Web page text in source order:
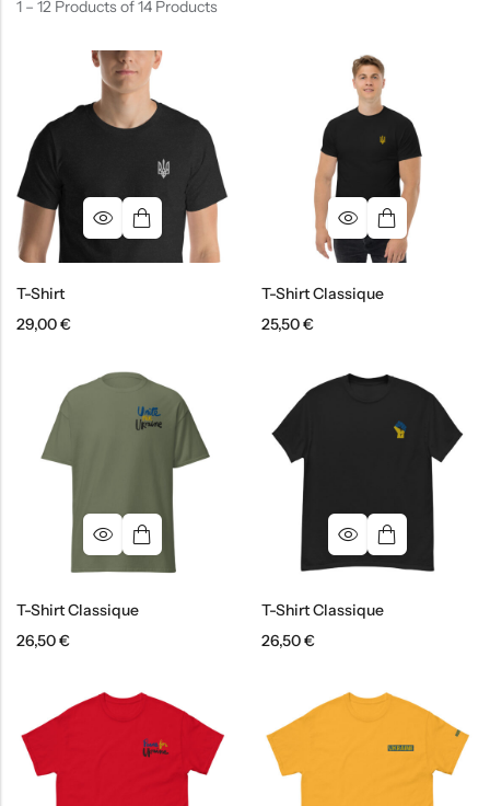
1 – 12 Products of 14 Products
T-Shirt
29,00€
T-Shirt Classique
25,50€
T-Shirt Classique
26,50€
T-Shirt Classique
26,50€